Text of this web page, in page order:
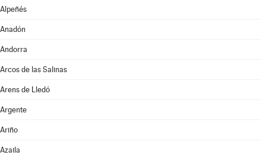
Alpeñés
Anadón
Andorra
Arcos de las Salinas
Arens de Lledó
Argente
Ariño
Azaila